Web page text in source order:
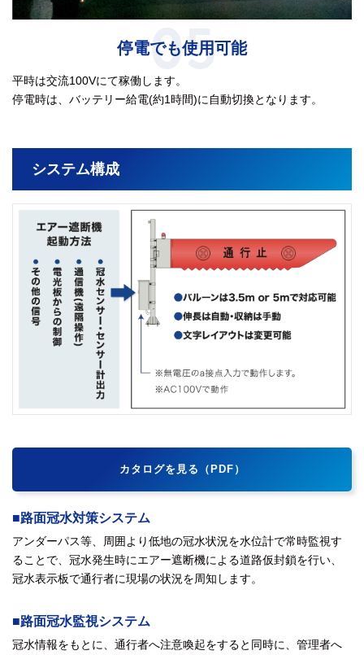
05
停電でも使用可能
平時は交流100Vにて稼働します。
停電時は、バッテリー給電(約1時間)に自動切換となります。
システム構成
カタログを見る（PDF）
■路面冠水対策システム
アンダーパス等、周囲より低地の冠水状況を水位計で常時監視す
ることで、冠水発生時にエアー遮断機による道路仮封鎖を行い、
冠水表示板で通行者に現場の状況を周知します。
■路面冠水監視システム
冠水情報をもとに、通行者へ注意喚起をすると同時に、管理者へ